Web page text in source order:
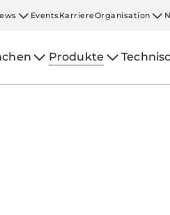
EventsKarriereOrganisation
Produkte